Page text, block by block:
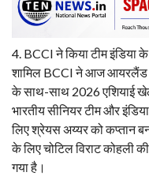
​4. BCCI ने किया टीम इंडिया
शामिल BCCI ने आज आयरलैंड
के साथ-साथ 2026 एशियाई
भारतीय सीनियर टीम और
लिए श्रेयस अय्यर को कप्तान
के लिए चोटिल विराट कोहली
गया है।